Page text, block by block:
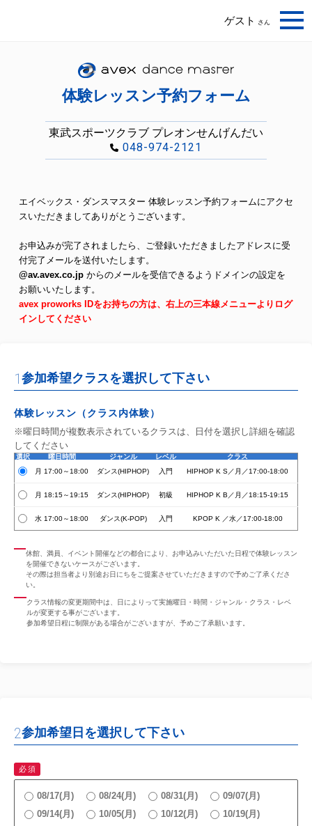
ゲスト さん
体験レッスン予約フォーム
東武スポーツクラブ プレオンせんげんだい
048-974-2121
エイベックス・ダンスマスター 体験レッスン予約フォームにアクセ
スいただきましてありがとうございます。
お申込みが完了されましたら、ご登録いただきましたアドレスに受
付完了メールを送付いたします。
@av.avex.co.jp からのメールを受信できるようドメインの設定を
お願いいたします。
avex proworks IDをお持ちの方は、右上の三本線メニューよりログ
インしてください
1 参加希望クラスを選択して下さい
体験レッスン（クラス内体験）
※曜日時間が複数表示されているクラスは、日付を選択し詳細を確認
してください
選択 曜日時間 ジャンル レベル
クラス
月 17:00～18:00
ダンス(HIPHOP) 入門 HIPHOP K S／月／17:00-18:00
月 18:15～19:15 ダンス(HIPHOP) 初級 HIPHOP K B／月／18:15-19:15
水 17:00～18:00 ダンス(K-POP) 入門 KPOP K ／水／17:00-18:00
休館、満員、イベント開催などの都合により、お申込みいただいた日程で体験レッスン
を開催できないケースがございます。
その際は担当者より別途お日にちをご提案させていただきますので予めご了承くださ
い。
クラス情報の変更期間中は、日によりって実施曜日・時間・ジャンル・クラス・レベ
ルが変更する事がございます。
参加希望日程に制限がある場合がございますが、予めご了承願います。
2参加希望日を選択して下さい
必須
08/17(月) 08/24(月) 08/31(月)
09/07(月)
09/14(月)
10/05(月) 10/12(月)
10/19(月)